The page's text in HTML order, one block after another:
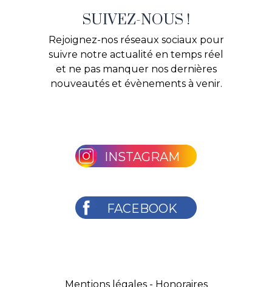
SUIVEZ-NOUS !
Rejoignez-nos réseaux sociaux pour
suivre notre actualité en temps réel
et ne pas manquer nos dernières
nouveautés et évènements à venir.
INSTAGRAM
FACEBOOK
Mentions légales- Honoraires